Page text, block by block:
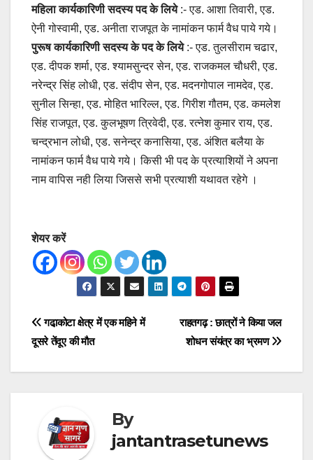
महिला कार्यकारिणी सदस्य पद के लिये :- एड. आशा तिवारी, एड.
ऐनी गोस्वामी, एड. अनीता राजपूत के नामांकन फार्म वैध पाये गये।
पुरूष कार्यकारिणी सदस्य के पद के लिये :- एड. तुलसीराम चढार,
एड. दीपक शर्मा, एड. श्यामसुन्दर सेन, एड. राजकमल चौधरी, एड.
नरेन्द्र सिंह लोधी, एड. संदीप सेन, एड. मदनगोपाल नामदेव, एड.
सुनील सिन्हा, एड. मोहित भारिल्ल, एड. गिरीश गौतम, एड. कमलेश
सिंह राजपूत, एड. कुलभूषण त्रिवेदी, एड. रत्नेश कुमार राय, एड.
चन्द्रभान लोधी, एड. सनेन्द्र कनासिया, एड. अंशित बलैया के
नामांकन फार्म वैध पाये गये। किसी भी पद के प्रत्याशियों ने अपना
नाम वापिस नही लिया जिससे सभी प्रत्याशी यथावत रहेगे ।
शेयर करें
Post
navigation
राहतगढ़ : छात्रों ने किया जल
शोधन संयंत्र का भ्रमण
गढा़कोटा क्षेत्र में एक महिने में
दूसरे तेंदूए की मौत
By
jantantrasetunews